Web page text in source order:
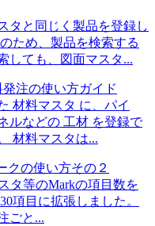
タと同じく製品を登録し
ため、製品を検索する
しても、図面マスタ...
注の使い方ガイド
材料マスタ に、パイ
ルなどの 工材 を登録で
材料マスタは...
クの使い方その２
タ等のMarkの項目数を
項目に拡張しました。
ごと...